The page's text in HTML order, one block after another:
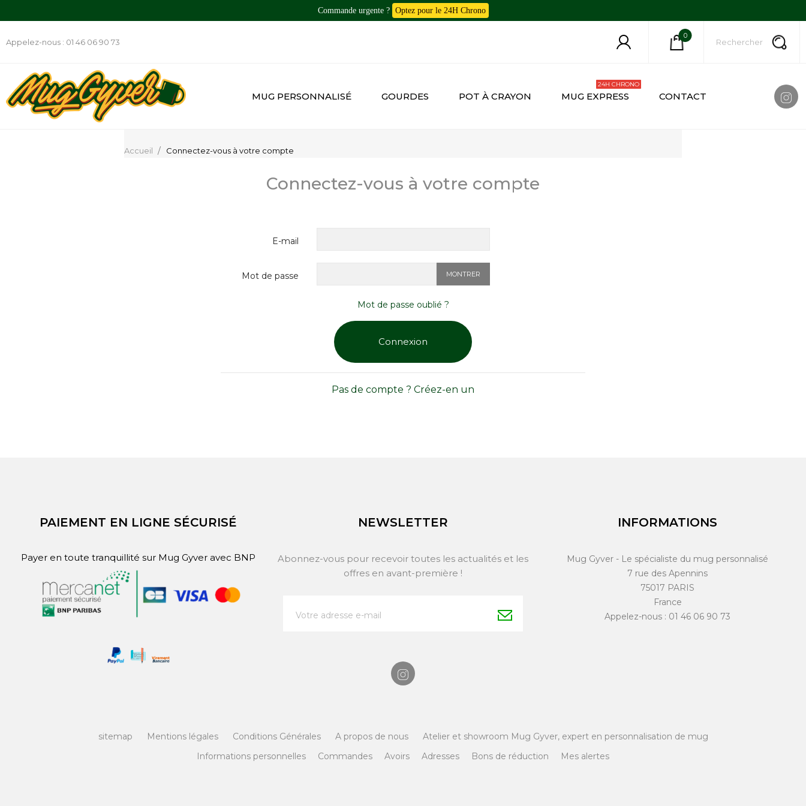
Commande urgente ? Optez pour le 24H Chrono
Appelez-nous : 01 46 06 90 73
0
MUG PERSONNALISÉ GOURDES POT À CRAYON MUG EXPRESS
24H CHRONO
CONTACT
Accueil Connectez-vous à votre compte
Connectez-vous à votre compte
E-mail
Mot de passe MONTRER
Mot de passe oublié ?
Connexion
Pas de compte ? Créez-en un
PAIEMENT EN LIGNE SÉCURISÉ
Payer en toute tranquillité sur Mug Gyver avec BNP
NEWSLETTER
Abonnez-vous pour recevoir toutes les actualités et les
offres en avant-première !
INFORMATIONS
Mug Gyver - Le spécialiste du mug personnalisé
7 rue des Apennins
75017 PARIS
France
Appelez-nous : 01 46 06 90 73
sitemap Mentions légales Conditions Générales A propos de nous
Atelier et showroom Mug Gyver, expert en personnalisation de mug
Informations personnelles
Commandes Avoirs Adresses Bons de réduction Mes alertes